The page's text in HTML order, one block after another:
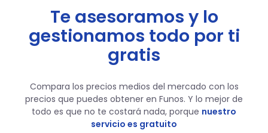
Te asesoramos y lo
gestionamos todo por ti
gratis
Compara los precios medios del mercado con los
precios que puedes obtener en Funos. Y lo mejor de
todo es que no te costará nada, porque nuestro
servicio es gratuito